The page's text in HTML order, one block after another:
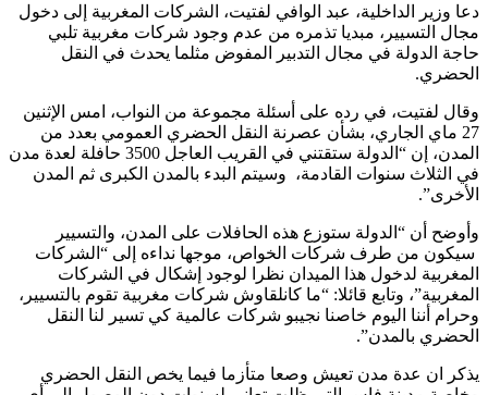
دعا وزير الداخلية، عبد الوافي لفتيت، الشركات المغربية إلى دخول
مجال التسيير، مبديا تذمره من عدم وجود شركات مغربية تلبي
حاجة الدولة في مجال التدبير المفوض مثلما يحدث في النقل
الحضري.
وقال لفتيت، في رده على أسئلة مجموعة من النواب، امس الإثنين
27 ماي الجاري، بشأن عصرنة النقل الحضري العمومي بعدد من
المدن، إن “الدولة ستقتني في القريب العاجل 3500 حافلة لعدة مدن
في الثلاث سنوات القادمة، وسيتم البدء بالمدن الكبرى ثم المدن
الأخرى”.
وأوضح أن “الدولة ستوزع هذه الحافلات على المدن، والتسيير
سيكون من طرف شركات الخواص، موجها نداءه إلى “الشركات
المغربية لدخول هذا الميدان نظرا لوجود إشكال في الشركات
المغربية”، وتابع قائلا: “ما كانلقاوش شركات مغربية تقوم بالتسيير،
وحرام أننا اليوم خاصنا نجيبو شركات عالمية كي تسير لنا النقل
الحضري بالمدن”.
يذكر ان عدة مدن تعيش وصعا متأزما فيما يخص النقل الحضري